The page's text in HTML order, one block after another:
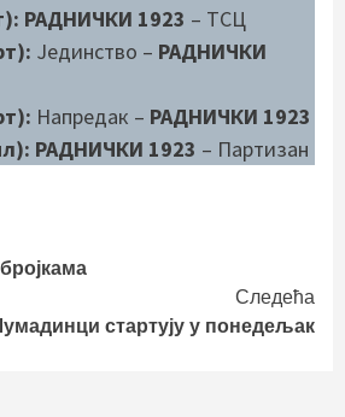
РАДНИЧКИ 1923 – ТСЦ
Јединство – РАДНИЧКИ
Напредак – РАДНИЧКИ 1923
РАДНИЧКИ 1923 – Партизан
Следећа
стартују у понедељак